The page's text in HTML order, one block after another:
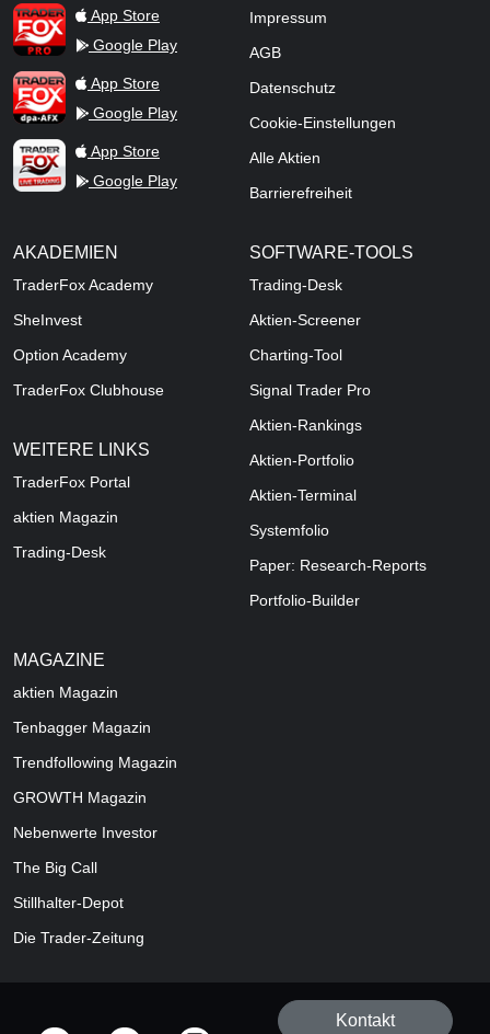
TraderFox ProApp Store
Google Play
TraderFox dpa-AFX ProFeed
App Store
Google Play
TraderFox Live Trading
App Store
Google Play
Impressum
AGB
Datenschutz
Cookie-Einstellungen
Alle Aktien
Barrierefreiheit
AKADEMIEN
TraderFox Academy
SheInvest
Option Academy
TraderFox Clubhouse
WEITERE LINKS
TraderFox Portal
aktien Magazin
Trading-Desk
SOFTWARE-TOOLS
Trading-Desk
Aktien-Screener
Charting-Tool
Signal Trader Pro
Aktien-Rankings
Aktien-Portfolio
Aktien-Terminal
Systemfolio
Paper: Research-Reports
Portfolio-Builder
MAGAZINE
aktien Magazin
Tenbagger Magazin
Trendfollowing Magazin
GROWTH Magazin
Nebenwerte Investor
The Big Call
Stillhalter-Depot
Die Trader-Zeitung
Kontakt